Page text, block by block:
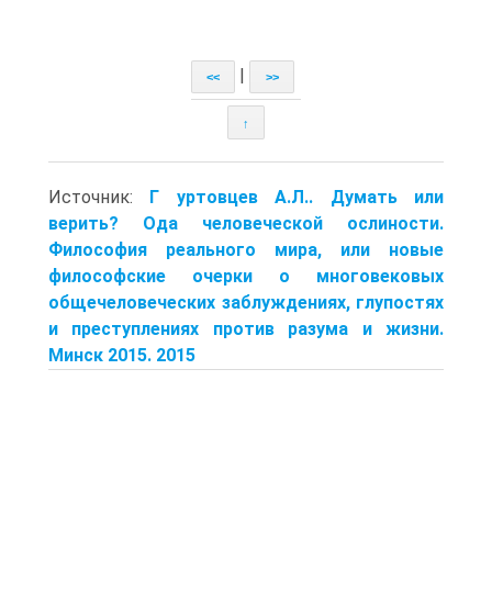
<< >>
↑
Источник: Г уртовцев А.Л.. Думать или
верить? Ода человеческой ослиности.
Философия реального мира, или новые
философские очерки о многовековых
общечеловеческих заблуждениях, глупостях
и преступлениях против разума и жизни.
Минск 2015. 2015